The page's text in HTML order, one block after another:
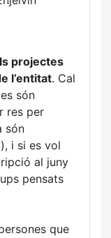
projectes
l’entitat. Cal
són
res per
són
i si es vol
al juny
pensats
que